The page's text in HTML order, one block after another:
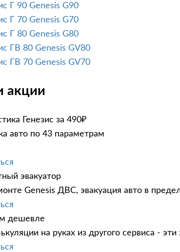
Genesis G90
Genesis G70
Genesis G80
Genesis GV80
Genesis GV70
акции
Генезис за 490₽
авто по 43 параметрам
эвакуатор
Genesis ДВС, эвакуация авто в
дешевле
на руках из другого сервиса -